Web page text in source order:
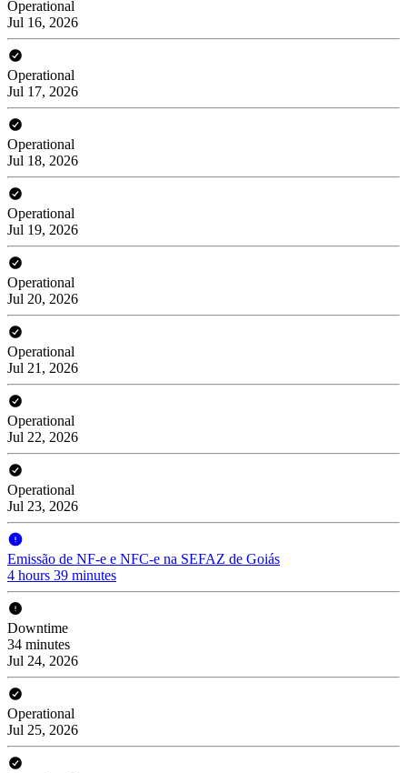
Operational
Jul 16, 2026
Operational
Jul 17, 2026
Operational
Jul 18, 2026
Operational
Jul 19, 2026
Operational
Jul 20, 2026
Operational
Jul 21, 2026
Operational
Jul 22, 2026
Operational
Jul 23, 2026
Emissão de NF-e e NFC-e na SEFAZ de Goiás
4 hours 39 minutes
Downtime
34 minutes
Jul 24, 2026
Operational
Jul 25, 2026